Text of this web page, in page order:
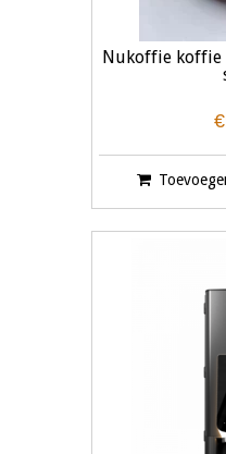
Nukoffie koffie